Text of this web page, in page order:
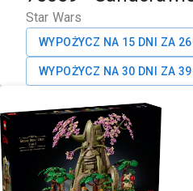
Star Wars
WYPOŻYCZ NA 15 DNI ZA
WYPOŻYCZ NA 30 DNI ZA